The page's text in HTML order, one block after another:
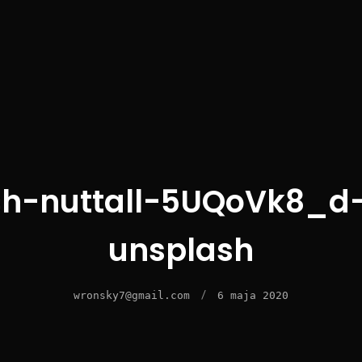
nuttall-
unsplash
wronsky7@gmail.com / 6 maja 2020